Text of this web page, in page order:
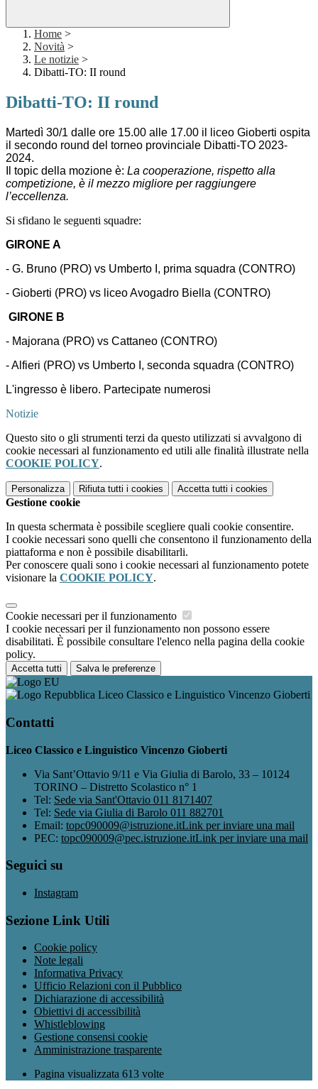
Home >
Novità >
Le notizie >
Dibatti-TO: II round
Dibatti-TO: II round
Martedì 30/1 dalle ore 15.00 alle 17.00 il liceo Gioberti ospita
il secondo round del torneo provinciale Dibatti-TO 2023-
2024.
Il topic della mozione è: La cooperazione, rispetto alla
competizione, è il mezzo migliore per raggiungere
l’eccellenza.
Si sfidano le seguenti squadre:
GIRONE A
- G. Bruno (PRO) vs Umberto I, prima squadra (CONTRO)
- Gioberti (PRO) vs liceo Avogadro Biella (CONTRO)
GIRONE B
- Majorana (PRO) vs Cattaneo (CONTRO)
- Alfieri (PRO) vs Umberto I, seconda squadra (CONTRO)
L'ingresso è libero. Partecipate numerosi
Notizie
Questo sito o gli strumenti terzi da questo utilizzati si avvalgono di
cookie necessari al funzionamento ed utili alle finalità illustrate nella
COOKIE POLICY.
Personalizza Rifiuta tutti i cookies Accetta tutti i cookies
Gestione cookie
In questa schermata è possibile scegliere quali cookie consentire.
I cookie necessari sono quelli che consentono il funzionamento della
piattaforma e non è possibile disabilitarli.
Per conoscere quali sono i cookie necessari al funzionamento potete
visionare la COOKIE POLICY.
Cookie necessari per il funzionamento
I cookie necessari per il funzionamento non possono essere
disabilitati. È possibile consultare l'elenco nella pagina della cookie
policy.
Accetta tutti Salva le preferenze
Liceo Classico e Linguistico Vincenzo Gioberti
Contatti
Liceo Classico e Linguistico Vincenzo Gioberti
Via Sant’Ottavio 9/11 e Via Giulia di Barolo, 33 – 10124
TORINO – Distretto Scolastico n° 1
Tel: Sede via Sant'Ottavio 011 8171407
Tel: Sede via Giulia di Barolo 011 882701
Email: topc090009@istruzione.itLink per inviare una mail
PEC: topc090009@pec.istruzione.itLink per inviare una mail
Seguici su
Instagram
Sezione Link Utili
Cookie policy
Note legali
Informativa Privacy
Ufficio Relazioni con il Pubblico
Dichiarazione di accessibilità
Obiettivi di accessibilità
Whistleblowing
Gestione consensi cookie
Amministrazione trasparente
Pagina visualizzata 613 volte